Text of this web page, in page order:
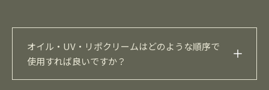
オイル・UV・リポクリームはどのような順序で
使用すれば良いですか？